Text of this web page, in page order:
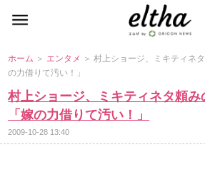
ホーム ＞ エンタメ ＞ 村上ショージ、ミキティネ
の力借りて汚い！」
村上ショージ、ミキティネタ頼み
「嫁の力借りて汚い！」
2009-10-28 13:40